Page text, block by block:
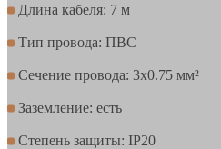
Длина кабеля: 7 м
Тип провода: ПВС
Сечение провода: 3х0.75 мм²
Заземление: есть
Степень защиты: IP20